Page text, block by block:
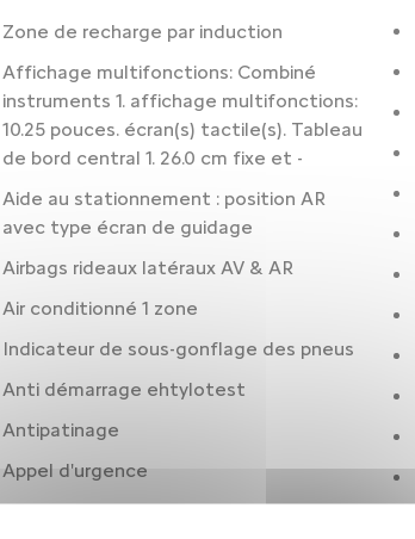
Zone de recharge par induction
Affichage multifonctions: Combiné
instruments 1. affichage multifonctions:
10.25 pouces. écran(s) tactile(s). Tableau
de bord central 1. 26.0 cm fixe et -
Aide au stationnement : position AR
avec type écran de guidage
Airbags rideaux latéraux AV & AR
Air conditionné 1 zone
Indicateur de sous-gonflage des pneus
Anti démarrage ehtylotest
Antipatinage
Appel d'urgence
Assistance au freinage d'urgence